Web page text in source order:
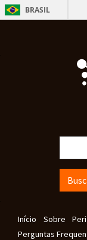
Pular para o
BRASIL
Início Sobre
Perguntas